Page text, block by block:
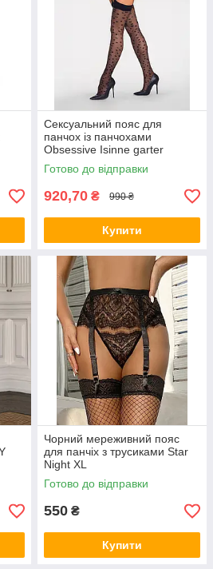
Сексуальний пояс для
панчох із панчохами
Obsessive Isinne garter
stockings S/L
Готово до відправки
920,70 ₴ 990 ₴
Купити
Чорний мереживний пояс
для панчіх з трусиками Star
Night XL
Готово до відправки
550 ₴
Купити